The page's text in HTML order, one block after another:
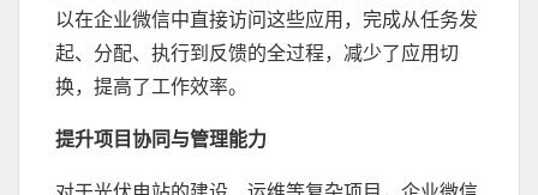
以在企业微信中直接访问这些应用，完成从任务发
起、分配、执行到反馈的全过程，减少了应用切
换，提高了工作效率。
提升项目协同与管理能力